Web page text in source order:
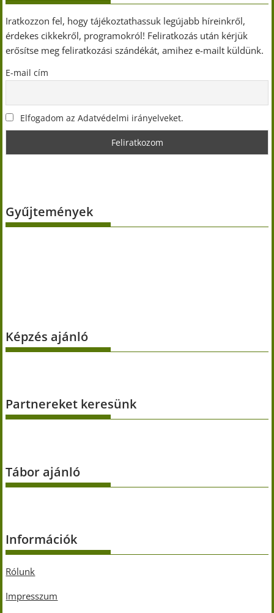
Iratkozzon fel, hogy tájékoztathassuk legújabb híreinkről,
érdekes cikkekről, programokról! Feliratkozás után kérjük
erősítse meg feliratkozási szándékát, amihez e-mailt küldünk.
E-mail cím
Elfogadom az Adatvédelmi irányelveket.
Gyűjtemények
Képzés ajánló
Partnereket keresünk
Tábor ajánló
Információk
Rólunk
Impresszum